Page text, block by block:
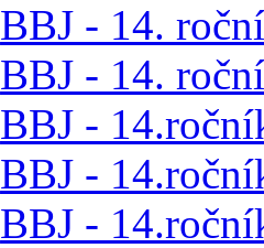
BBJ - 14.
BBJ - 14.
BBJ -
BBJ -
BBJ -